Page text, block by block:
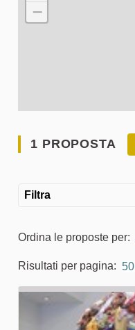
−
1 PROPOSTA
Filtra
Ordina le proposte per:
Risultati per pagina: 50